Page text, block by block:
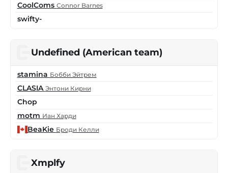
CoolComs Connor Barnes
swifty-
Undefined (American team)
stamina Бобби Эйтрем
CLASIA Энтони Кирни
Chop
motm Иан Харди
BeaKie Броди Келли
Xmplfy